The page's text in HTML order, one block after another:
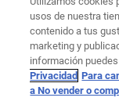
35,99 €19,99 €
Añadir a la
usos de nuestra
contenido a tus
marketing y
información
Privacidad Para
a No vender o